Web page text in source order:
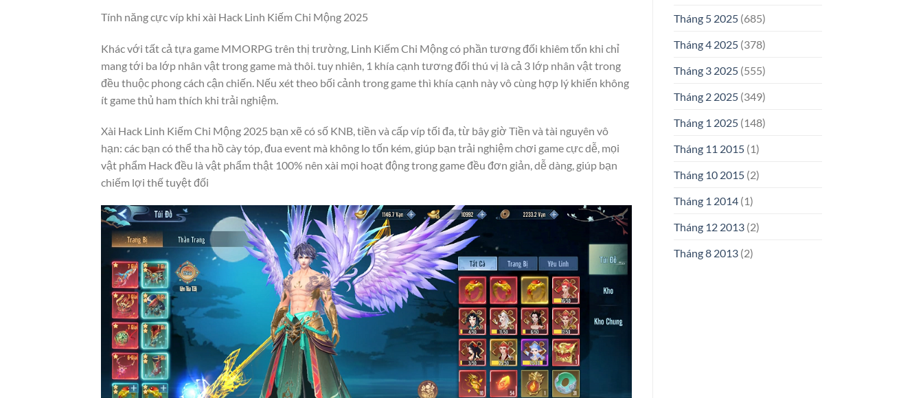
Tính năng cực víp khi xài Hack Linh Kiếm Chi Mộng 2025
Khác với tất cả tựa game MMORPG trên thị trường, Linh Kiếm Chi Mộng có phần tương đối khiêm tốn khi chỉ
mang tới ba lớp nhân vật trong game mà thôi. tuy nhiên, 1 khía cạnh tương đối thú vị là cả 3 lớp nhân vật trong
đều thuộc phong cách cận chiến. Nếu xét theo bối cảnh trong game thì khía cạnh này vô cùng hợp lý khiến không
ít game thủ ham thích khi trải nghiệm.
Xài Hack Linh Kiếm Chi Mộng 2025 bạn xẽ có số KNB, tiền và cấp víp tối đa, từ bây giờ Tiền và tài nguyên vô
hạn: các bạn có thể tha hồ cày tóp, đua event mà không lo tốn kém, giúp bạn trải nghiệm chơi game cực dễ, mọi
vật phẩm Hack đều là vật phẩm thật 100% nên xài mọi hoạt động trong game đều đơn giản, dễ dàng, giúp bạn
chiếm lợi thế tuyệt đối
Tháng 5 2025(685)
Tháng 4 2025(378)
Tháng 3 2025(555)
Tháng 2 2025(349)
Tháng 1 2025(148)
Tháng 11 2015(1)
Tháng 10 2015(2)
Tháng 1 2014(1)
Tháng 12 2013(2)
Tháng 8 2013(2)